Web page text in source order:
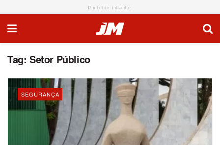
Publicidade
Tag: Setor Público
SEGURANÇA